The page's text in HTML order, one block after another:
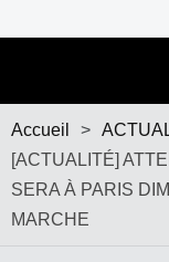
Accueil >
[ACTUALITÉ]
SERA À PARIS
MARCHE